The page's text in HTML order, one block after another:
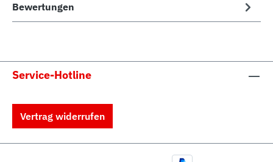
Bewertungen
Service-Hotline
Vertrag widerrufen